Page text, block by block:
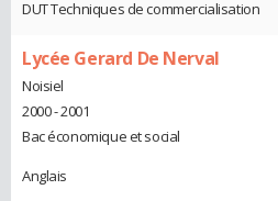
DUT Techniques de commercialisation
Lycée Gerard De Nerval
Noisiel
2000 - 2001
Bac économique et social
Anglais